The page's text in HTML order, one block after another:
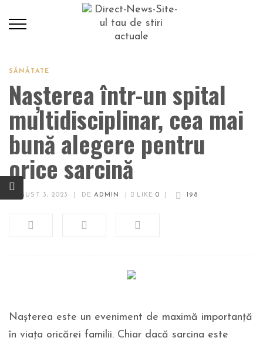
SĂNĂTATE
Nașterea într-un spital
multidisciplinar, cea mai
bună alegere pentru
orice sarcină
AUGUST 3, 2023 DEADMIN LIKE 0 198
Nașterea este un eveniment de maximă importanță
în viața oricărei familii. Chiar dacă sarcina este